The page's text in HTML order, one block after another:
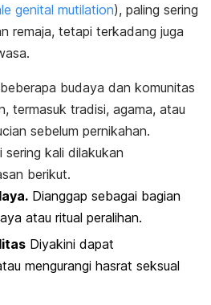
genital mutilation), paling sering
remaja, tetapi terkadang juga
budaya dan komunitas
termasuk tradisi, agama, atau
sebelum pernikahan.
kali dilakukan
berikut.
Dianggap sebagai bagian
atau ritual peralihan.
Diyakini dapat
mengurangi hasrat seksual